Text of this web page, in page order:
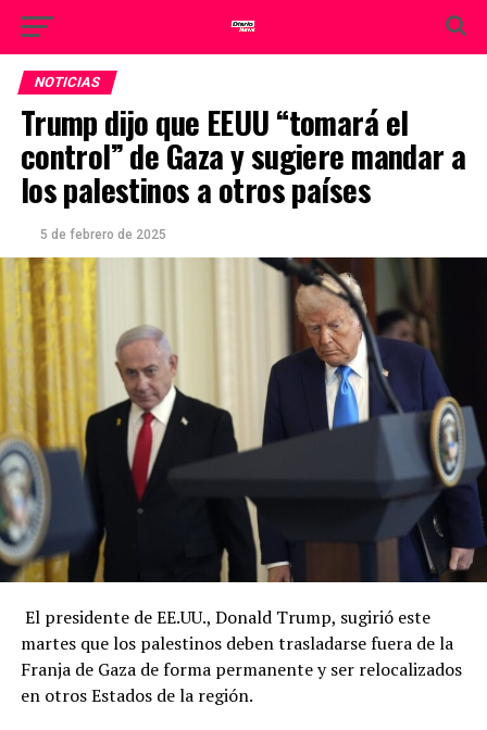
NOTICIAS
Trump dijo que EEUU “tomará el
control” de Gaza y sugiere mandar a
los palestinos a otros países
5 de febrero de 2025
El presidente de EE.UU., Donald Trump, sugirió este
martes que los palestinos deben trasladarse fuera de la
Franja de Gaza de forma permanente y ser relocalizados
en otros Estados de la región.